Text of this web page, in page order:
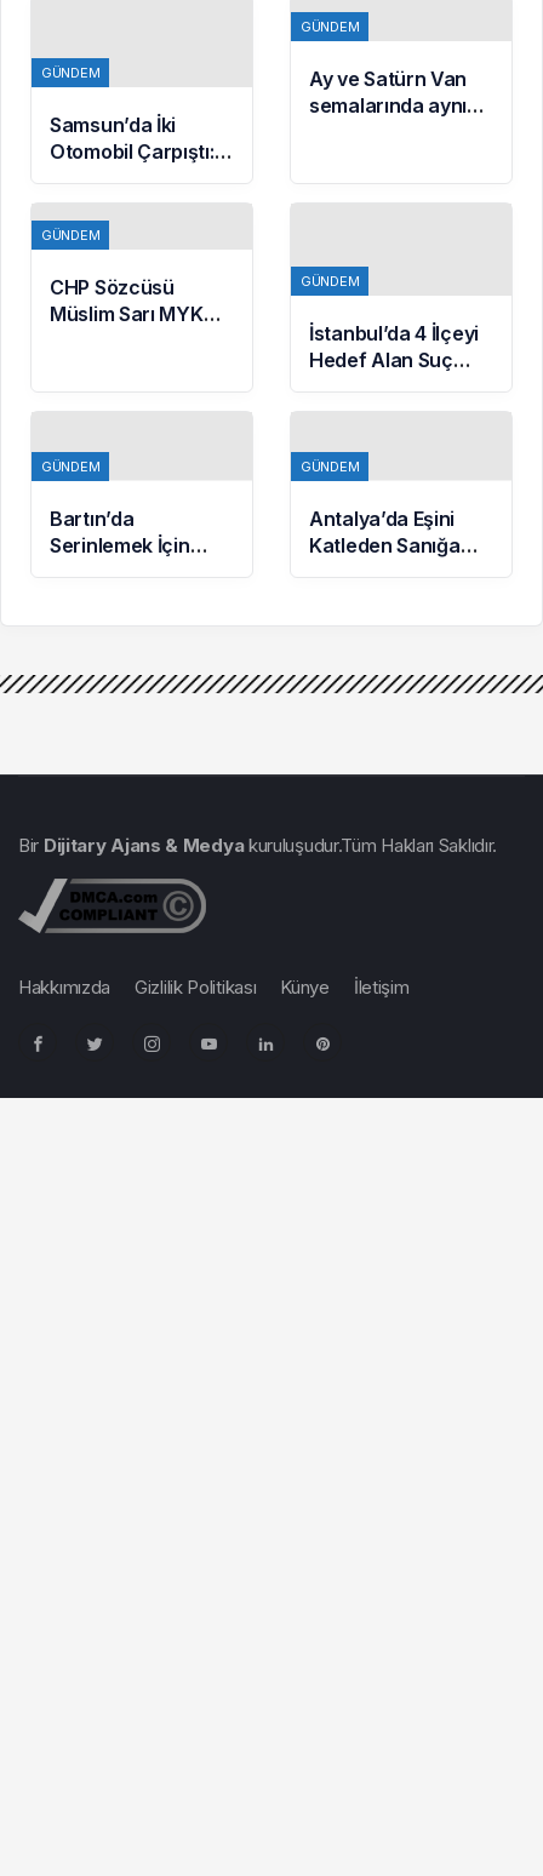
GÜNDEM
Samsun’da İki
Otomobil Çarpıştı:
Kızılay Kampı
Alanına Savrulan
Araçtaki 1 Kişi
Yaralandı
GÜNDEM
Ay ve Satürn Van
semalarında aynı
GÜNDEM
CHP Sözcüsü
Müslim Sarı MYK
Bulundu: 8 İl
Yapıldı
GÜNDEM
İstanbul’da 4 İlçeyi
Hedef Alan Suç
Örgütüne
Operasyon: 7
GÜNDEM
Bartın’da
Serinlemek İçin
Denize Giren 17
Yaşamını Yitirdi
GÜNDEM
Antalya’da Eşini
Katleden Sanığa
Ağırlaştırılmış
Bir Dijitary Ajans & Medyakuruluşudur.Tüm Hakları Saklıdır.
Hakkımızda Gizlilik Politikası Künye İletişim